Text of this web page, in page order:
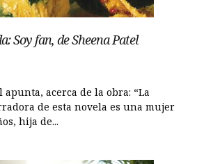
Soy fan, de Sheena Patel
acerca de la obra: “La
de esta novela es una mujer
hija de...